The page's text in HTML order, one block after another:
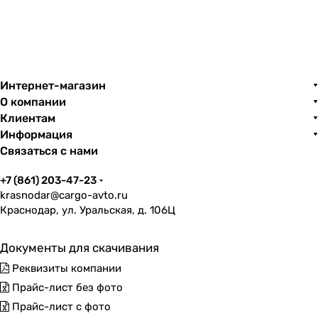
Интернет-магазин
О компании
Клиентам
Информация
Связаться с нами
+7 (861) 203-47-23
krasnodar@cargo-avto.ru
Краснодар, ул. Уральская, д. 106Ц
Документы для скачивания
Реквизиты компании
Прайс-лист без фото
Прайс-лист с фото